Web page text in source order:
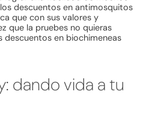
descuentos en antimosquitos
que con sus valores y
que la pruebes no quieras
descuentos en biochimeneas
dando vida a tu